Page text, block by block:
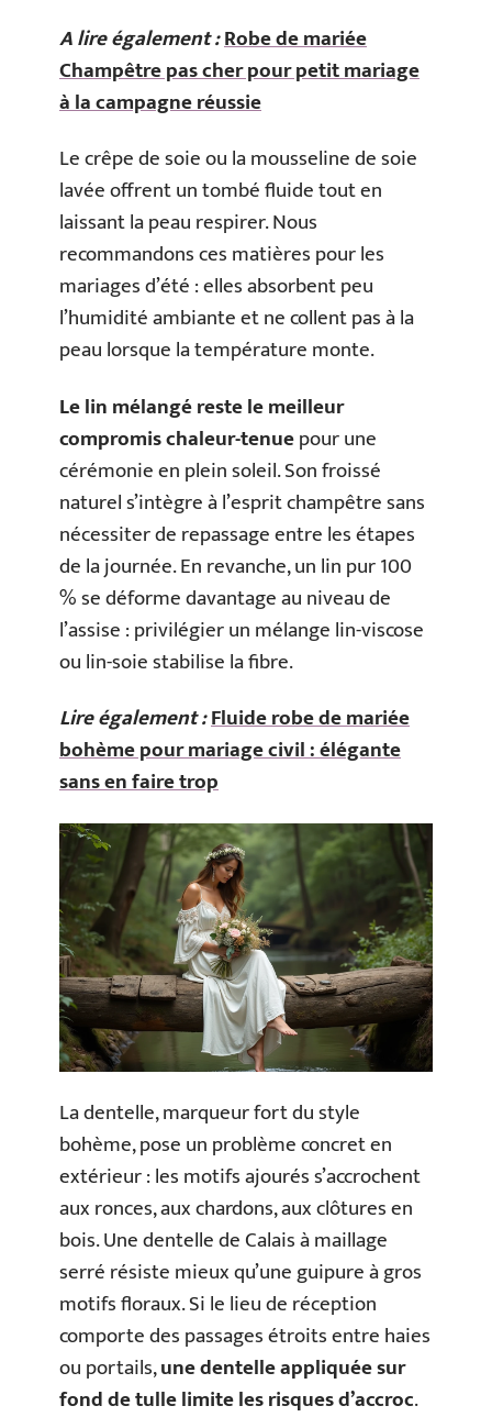
A lire également :Robe de mariée
Champêtre pas cher pour petit mariage
à la campagne réussie
Le crêpe de soie ou la mousseline de soie
lavée offrent un tombé fluide tout en
laissant la peau respirer. Nous
recommandons ces matières pour les
mariages d’été : elles absorbent peu
l’humidité ambiante et ne collent pas à la
peau lorsque la température monte.
Le lin mélangé reste le meilleur
compromis chaleur-tenuepour une
cérémonie en plein soleil. Son froissé
naturel s’intègre à l’esprit champêtre sans
nécessiter de repassage entre les étapes
de la journée. En revanche, un lin pur 100
% se déforme davantage au niveau de
l’assise : privilégier un mélange lin-viscose
ou lin-soie stabilise la fibre.
Lire également :Fluide robe de mariée
bohème pour mariage civil : élégante
sans en faire trop
La dentelle, marqueur fort du style
bohème, pose un problème concret en
extérieur : les motifs ajourés s’accrochent
aux ronces, aux chardons, aux clôtures en
bois. Une dentelle de Calais à maillage
serré résiste mieux qu’une guipure à gros
motifs floraux. Si le lieu de réception
comporte des passages étroits entre haies
ou portails,une dentelle appliquée sur
fond de tulle limite les risques d’accroc.